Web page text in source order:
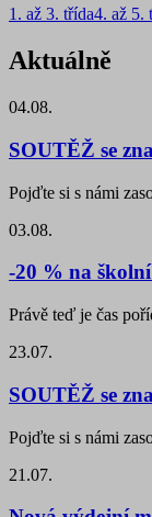
1. až 3. třída4. až 5.
Aktuálně
04.08.
SOUTĚŽ se
Pojďte si s námi
03.08.
-20 % na
Právě teď je čas
23.07.
SOUTĚŽ se
Pojďte si s námi
21.07.